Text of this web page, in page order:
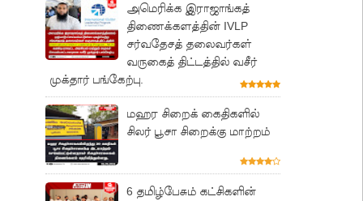
அமெரிக்க இராஜாங்கத்
திணைக்களத்தின் IVLP
சர்வதேசத் தலைவர்கள்
வருகைத் திட்டத்தில் வசீர்
முக்தார் பங்கேற்பு.
மஹர சிறைக் கைதிகளில்
சிலர் பூசா சிறைக்கு மாற்றம்
6 தமிழ்பேசும் கட்சிகளின்